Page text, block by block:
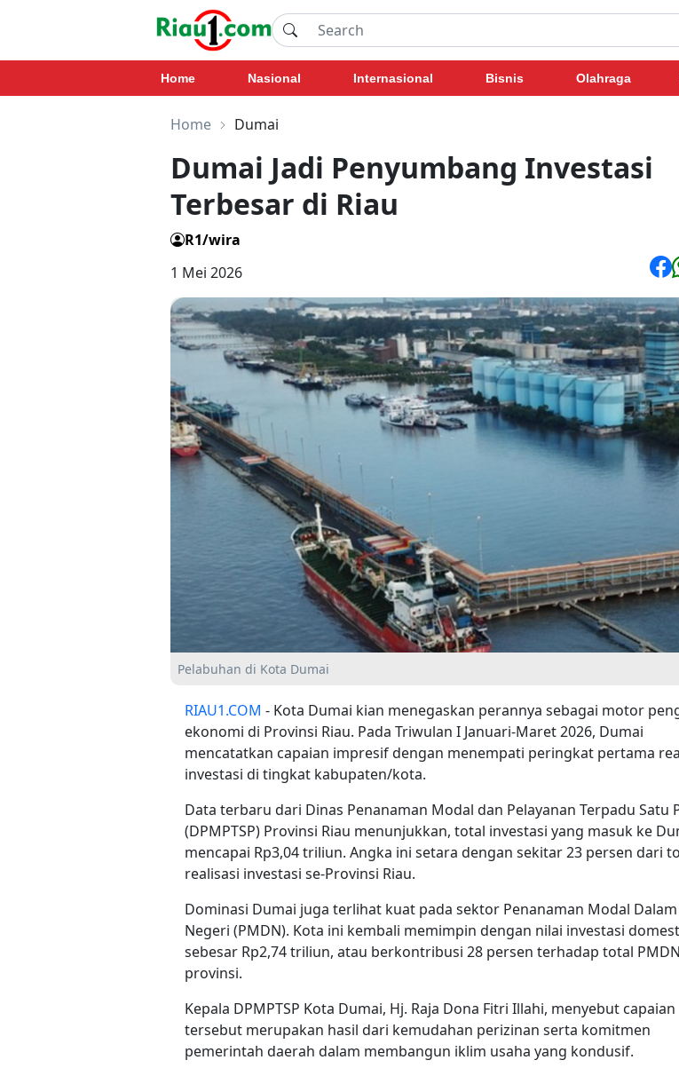
Home Nasional Internasional Bisnis Olahraga
Home Dumai
Dumai Jadi Penyumbang Investasi
Terbesar di Riau
R1/wira
1 Mei 2026
Pelabuhan di Kota Dumai
RIAU1.COM - Kota Dumai kian menegaskan perannya sebagai motor
ekonomi di Provinsi Riau. Pada Triwulan I Januari-Maret 2026, Dumai
mencatatkan capaian impresif dengan menempati peringkat pertama
investasi di tingkat kabupaten/kota.
Data terbaru dari Dinas Penanaman Modal dan Pelayanan Terpadu Satu
(DPMPTSP) Provinsi Riau menunjukkan, total investasi yang masuk ke
mencapai Rp3,04 triliun. Angka ini setara dengan sekitar 23 persen dari
realisasi investasi se-Provinsi Riau.
Dominasi Dumai juga terlihat kuat pada sektor Penanaman Modal Dalam
Negeri (PMDN). Kota ini kembali memimpin dengan nilai investasi
sebesar Rp2,74 triliun, atau berkontribusi 28 persen terhadap total PMDN
provinsi.
Kepala DPMPTSP Kota Dumai, Hj. Raja Dona Fitri Illahi, menyebut capaian
tersebut merupakan hasil dari kemudahan perizinan serta komitmen
pemerintah daerah dalam membangun iklim usaha yang kondusif.